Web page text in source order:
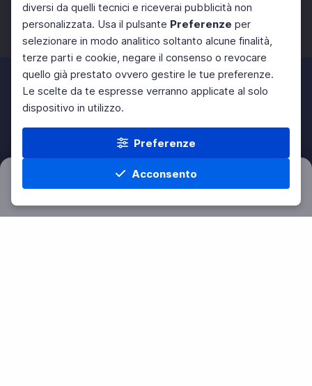
diversi da quelli tecnici e riceverai pubblicità non
personalizzata. Usa il pulsante Preferenze per
selezionare in modo analitico soltanto alcune finalità,
terze parti e cookie, negare il consenso o revocare
quello già prestato ovvero gestire le tue preferenze.
Le scelte da te espresse verranno applicate al solo
dispositivo in utilizzo.
Preferenze
Acconsento
Home Materie Cerca Menu
Filtri Azzera
Facebook Twitter Instagram